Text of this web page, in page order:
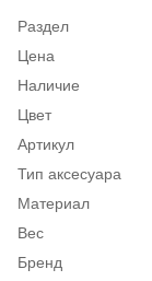
Раздел
Цена
Наличие
Цвет
Артикул
Тип аксесуара
Материал
Вес
Бренд